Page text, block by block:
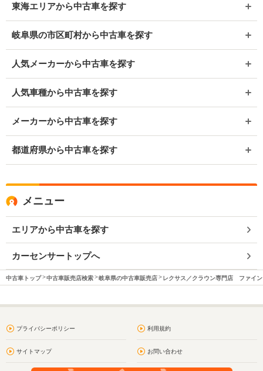
東海エリアから中古車を探す
岐阜県の市区町村から中古車を探す
人気メーカーから中古車を探す
人気車種から中古車を探す
メーカーから中古車を探す
都道府県から中古車を探す
メニュー
エリアから中古車を探す
カーセンサートップへ
中古車トップ 中古車販売店検索 岐阜県の中古車販売店 レクサス／クラウン専門店 ファイ
プライバシーポリシー 利用規約
サイトマップ お問い合わせ